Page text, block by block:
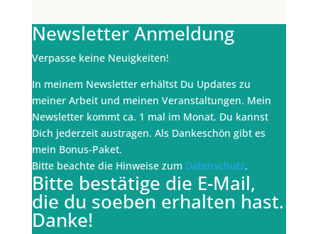
Newsletter Anmeldung
Verpasse keine Neuigkeiten!
In meinem Newsletter erhältst Du Updates zu
meiner Arbeit und meinen Veranstaltungen. Mein
Newsletter kommt ca. 1 mal im Monat. Du kannst
Dich jederzeit austragen. Als Dankeschön gibt es
mein Bonus-Paket.
Bitte beachte die Hinweise zum Datenschutz.
Bitte bestätige die E-Mail,
die du soeben erhalten hast.
Danke!